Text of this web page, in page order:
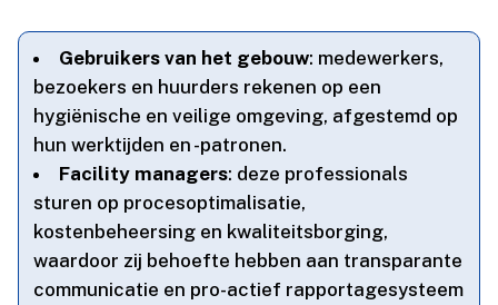
Gebruikers van het gebouw: medewerkers,
bezoekers en huurders rekenen op een
hygiënische en veilige omgeving, afgestemd op
hun werktijden en -patronen.​
Facility managers: deze professionals
sturen op procesoptimalisatie,
kostenbeheersing en kwaliteitsborging,
waardoor zij behoefte hebben aan transparante
communicatie en pro-actief rapportagesysteem